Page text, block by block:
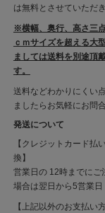
は無料とさせていただき
※横幅、奥行、高さ三
ｃｍサイズを超える大
ましては送料を別途頂
す。
送料などわかりにくい
ましたらお気軽にお問
発送について
【クレジットカード払
換】
営業日の 12時までにご
場合は翌日から5営業日
【上記以外のお支払い方